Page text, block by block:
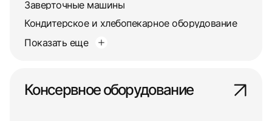
Заверточные машины
Кондитерское и хлебопекарное оборудование
Показать еще
Консервное оборудование